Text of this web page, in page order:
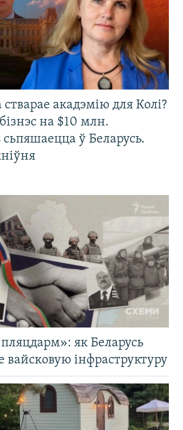
акадэмію для Колі?
на $10 млн.
ў Беларусь.
як Беларусь
вайсковую інфраструктуру